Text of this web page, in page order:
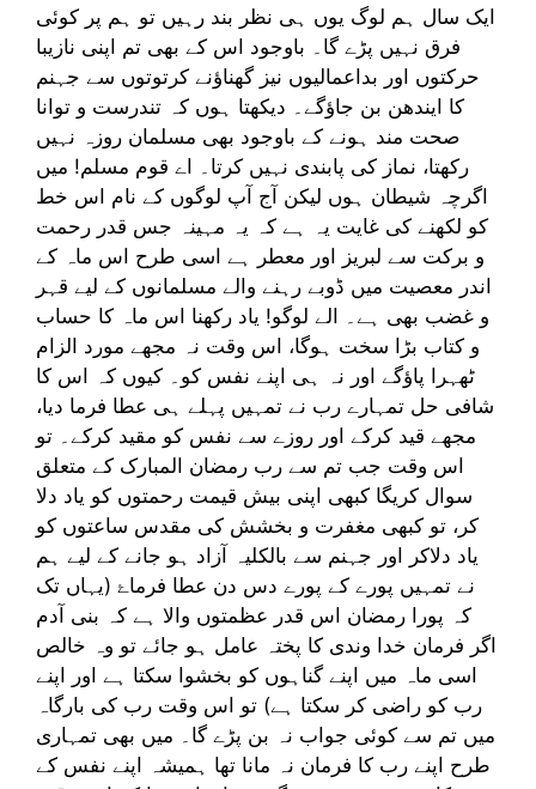
ایک سال ہم لوگ یوں ہی نظر بند رہیں تو ہم پر کوئی
فرق نہیں پڑے گا۔ باوجود اس کے بھی تم اپنی نازیبا
حرکتوں اور بداعمالیوں نیز گھناؤنے کرتوتوں سے جہنم
کا ایندھن بن جاؤگے۔ دیکھتا ہوں کہ تندرست و توانا
صحت مند ہونے کے باوجود بھی مسلمان روزہ نہیں
رکھتا، نماز کی پابندی نہیں کرتا۔ اے قوم مسلم! میں
اگرچہ شیطان ہوں لیکن آج آپ لوگوں کے نام اس خط
کو لکھنے کی غایت یہ ہے کہ یہ مہینہ جس قدر رحمت
و برکت سے لبریز اور معطر ہے اسی طرح اس ماہ کے
اندر معصیت میں ڈوبے رہنے والے مسلمانوں کے لیے قہر
و غضب بھی ہے۔ الے لوگو! یاد رکھنا اس ماہ کا حساب
و کتاب بڑا سخت ہوگا، اس وقت نہ مجھے مورد الزام
ٹھہرا پاؤگے اور نہ ہی اپنے نفس کو۔ کیوں کہ اس کا
شافی حل تمہارے رب نے تمہیں پہلے ہی عطا فرما دیا،
مجھے قید کرکے اور روزے سے نفس کو مقید کرکے۔ تو
اس وقت جب تم سے رب رمضان المبارک کے متعلق
سوال کریگا کبھی اپنی بیش قیمت رحمتوں کو یاد دلا
کر، تو کبھی مغفرت و بخشش کی مقدس ساعتوں کو
یاد دلاکر اور جہنم سے بالکلیہ آزاد ہو جانے کے لیے ہم
نے تمہیں پورے کے پورے دس دن عطا فرماۓ (یہاں تک
کہ پورا رمضان اس قدر عظمتوں والا ہے کہ بنی آدم
اگر فرمان خدا وندی کا پختہ عامل ہو جائے تو وہ خالص
اسی ماہ میں اپنے گناہوں کو بخشوا سکتا ہے اور اپنے
رب کو راضی کر سکتا ہے) تو اس وقت رب کی بارگاہ
میں تم سے کوئی جواب نہ بن پڑے گا۔ میں بھی تمہاری
طرح اپنے رب کا فرمان نہ مانا تھا ہمیشہ اپنے نفس کے